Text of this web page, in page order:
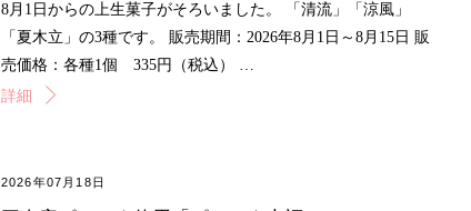
8月1日からの上生菓子がそろいました。 「清流」「涼風」
「夏木立」の3種です。 販売期間：2026年8月1日～8月15日 販
売価格：各種1個 335円（税込） …
詳細
2026年07月18日